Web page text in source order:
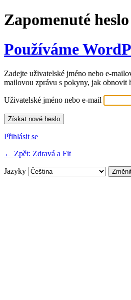
Zapomenuté heslo
Používáme
Zadejte uživatelské jméno nebo e-
mailovou zprávu s pokyny, jak obnovit
Uživatelské jméno nebo e-mail
Přihlásit se
← Zpět: Zdravá a Fit
Jazyky